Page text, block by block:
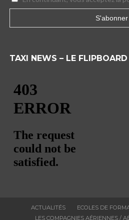
TAXI NEWS – LE FLIPBOARD
ACTUALITÉS
ECOLES DE
LES COMPAGNIES AÉRIENNES /